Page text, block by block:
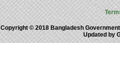
Copyright © 2018 Bangladesh
Updated by